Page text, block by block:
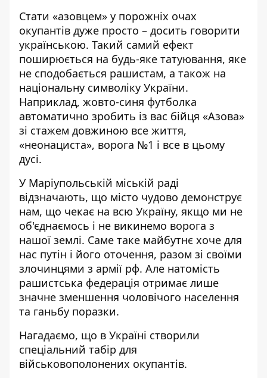
Стати «азовцем» у порожніх очах
окупантів дуже просто – досить говорити
українською. Такий самий ефект
поширюється на будь-яке татуювання, яке
не сподобається рашистам, а також на
національну символіку України.
Наприклад, жовто-синя футболка
автоматично зробить із вас бійця «Азова»
зі стажем довжиною все життя,
«неонациста», ворога №1 і все в цьому
дусі.
У Маріупольській міській раді
відзначають, що місто чудово демонструє
нам, що чекає на всю Україну, якщо ми не
об'єднаємось і не викинемо ворога з
нашої землі. Саме таке майбутнє хоче для
нас путін і його оточення, разом зі своїми
злочинцями з армії рф. Але натомість
рашистська федерація отримає лише
значне зменшення чоловічого населення
та ганьбу поразки.
Нагадаємо, що в Україні створили
спеціальний табір для
військовополонених окупантів.